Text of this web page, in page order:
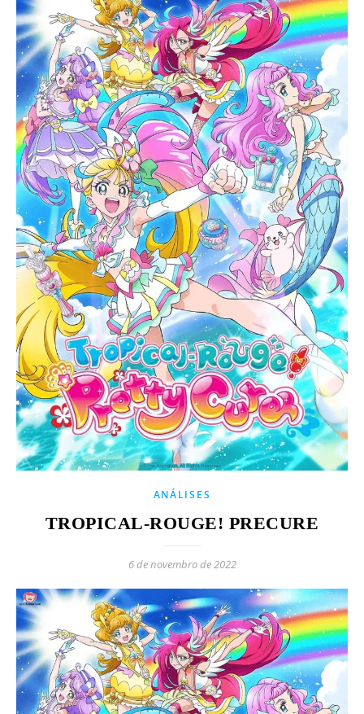
ANÁLISES
TROPICAL-ROUGE! PRECURE
6 de novembro de 2022